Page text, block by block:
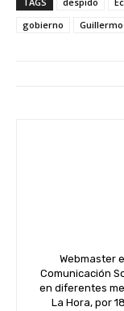
gobierno
Webmaster
Comunicación
en diferentes
La Hora, por